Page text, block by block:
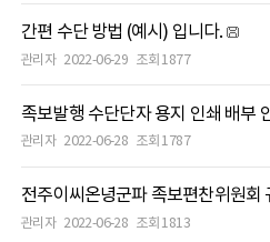
간편 수단 방법 (예시) 입니다.
관리자 2022-06-29 조회 1877
족보발행 수단단자 용지 인쇄 배부
관리자 2022-06-28 조회 1787
전주이씨온녕군파 족보편찬위원회
관리자 2022-06-28 조회 1813